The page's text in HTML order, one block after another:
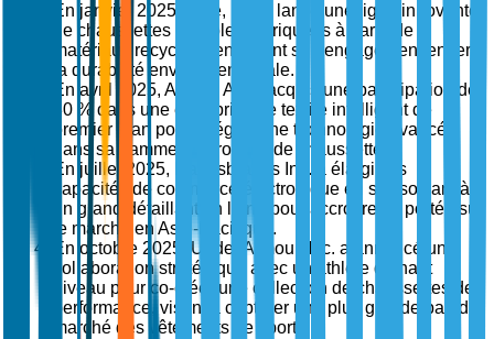
En janvier 2025, Nike, Inc. a lancé une ligne innovante
de chaussettes durables fabriquées à partir de
matériaux recyclés, renforçant son engagement envers
la durabilité environnementale.
En avril 2025, Adidas AG a acquis une participation de
30 % dans une entreprise de textile intelligent de
premier plan pour intégrer une technologie avancée
dans sa gamme de produits de chaussettes.
En juillet 2025, Hanesbrands Inc. a élargi ses
capacités de commerce électronique en s'associant à
un grand détaillant en ligne pour accroître sa portée sur
le marché en Asie-Pacifique.
En octobre 2025, Under Armour, Inc. a annoncé une
collaboration stratégique avec un athlète de haut
niveau pour co-créer une collection de chaussettes de
performance, visant à capturer une plus grande part du
marché des vêtements de sport.